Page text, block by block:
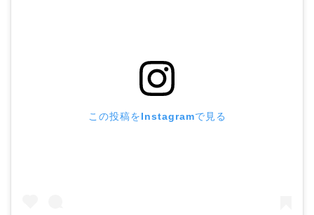
この投稿をInstagramで見る